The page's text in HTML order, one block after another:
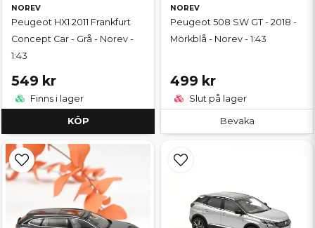
NOREV
Peugeot HX1 2011 Frankfurt
Concept Car - Grå - Norev -
1:43
549 kr
Finns i lager
KÖP
NOREV
Peugeot 508 SW GT - 2018 -
Mörkblå - Norev - 1:43
499 kr
Slut på lager
Bevaka